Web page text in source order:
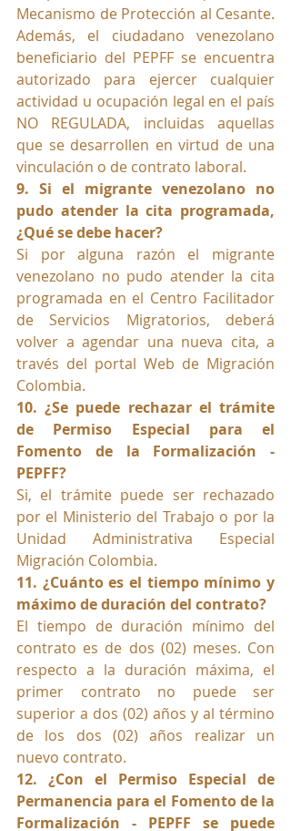
Mecanismo de Protección al Cesante.
Además, el ciudadano venezolano
beneficiario del PEPFF se encuentra
autorizado para ejercer cualquier
actividad u ocupación legal en el país
NO REGULADA, incluidas aquellas
que se desarrollen en virtud de una
vinculación o de contrato laboral.
9. Si el migrante venezolano no
pudo atender la cita programada,
¿Qué se debe hacer?
Si por alguna razón el migrante
venezolano no pudo atender la cita
programada en el Centro Facilitador
de Servicios Migratorios, deberá
volver a agendar una nueva cita, a
través del portal Web de Migración
Colombia.
10. ¿Se puede rechazar el trámite
de Permiso Especial para el
Fomento de la Formalización -
PEPFF?
Si, el trámite puede ser rechazado
por el Ministerio del Trabajo o por la
Unidad Administrativa Especial
Migración Colombia.
11. ¿Cuánto es el tiempo mínimo y
máximo de duración del contrato?
El tiempo de duración mínimo del
contrato es de dos (02) meses. Con
respecto a la duración máxima, el
primer contrato no puede ser
superior a dos (02) años y al término
de los dos (02) años realizar un
nuevo contrato.
12. ¿Con el Permiso Especial de
Permanencia para el Fomento de la
Formalización - PEPFF se puede